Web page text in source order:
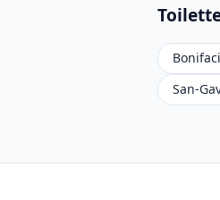
San-